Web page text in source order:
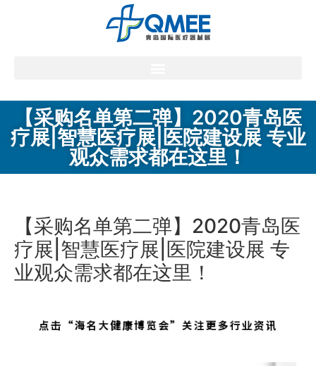
【采购名单第二弹】2020青岛医
疗展|智慧医疗展|医院建设展 专业
观众需求都在这里！
【采购名单第二弹】2020青岛医
疗展|智慧医疗展|医院建设展 专
业观众需求都在这里！